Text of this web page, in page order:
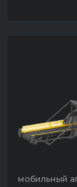
мобильный